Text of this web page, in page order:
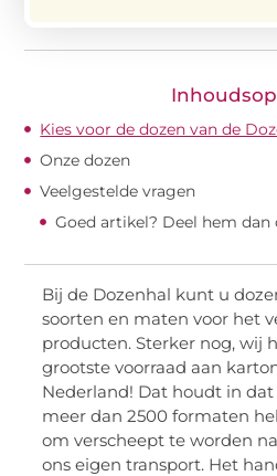
Kies voor de dozen van de
Onze dozen
Veelgestelde vragen
Goed artikel? Deel hem dan
Bij de Dozenhal kunt u
soorten en maten voor het
producten. Sterker nog, wij
grootste voorraad aan
Nederland! Dat houdt in dat
meer dan 2500 formaten
om verscheept te worden
ons eigen transport. Het